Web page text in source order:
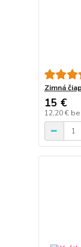
Zimná
15 €
12,20 €